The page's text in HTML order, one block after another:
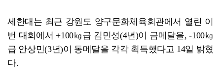
세한대는 최근 강원도 양구문화체육회관에서 열린 이
번 대회에서 +100㎏급 김민성(4년)이 금메달을, -100㎏
급 안상민(3년)이 동메달을 각각 획득했다고 14일 밝혔
다.